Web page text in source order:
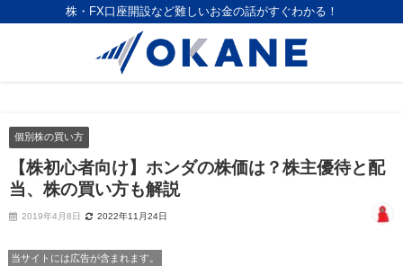
株・FX口座開設など難しいお金の話がすぐわかる！
個別株の買い方
【株初心者向け】ホンダの株価は？株主優待と配
当、株の買い方も解説
2019年4月8日 2022年11月24日
当サイトには広告が含まれます。